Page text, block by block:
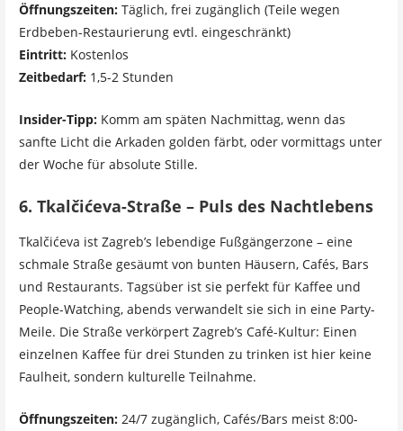
Öffnungszeiten:Täglich, frei zugänglich (Teile wegen
Erdbeben-Restaurierung evtl. eingeschränkt)
Eintritt:Kostenlos
Zeitbedarf:1,5-2 Stunden
Insider-Tipp:Komm am späten Nachmittag, wenn das
sanfte Licht die Arkaden golden färbt, oder vormittags unter
der Woche für absolute Stille.
6. Tkalčićeva-Straße – Puls des Nachtlebens
Tkalčićeva ist Zagreb’s lebendige Fußgängerzone – eine
schmale Straße gesäumt von bunten Häusern, Cafés, Bars
und Restaurants. Tagsüber ist sie perfekt für Kaffee und
People-Watching, abends verwandelt sie sich in eine Party-
Meile. Die Straße verkörpert Zagreb’s Café-Kultur: Einen
einzelnen Kaffee für drei Stunden zu trinken ist hier keine
Faulheit, sondern kulturelle Teilnahme.
Öffnungszeiten:24/7 zugänglich, Cafés/Bars meist 8:00-